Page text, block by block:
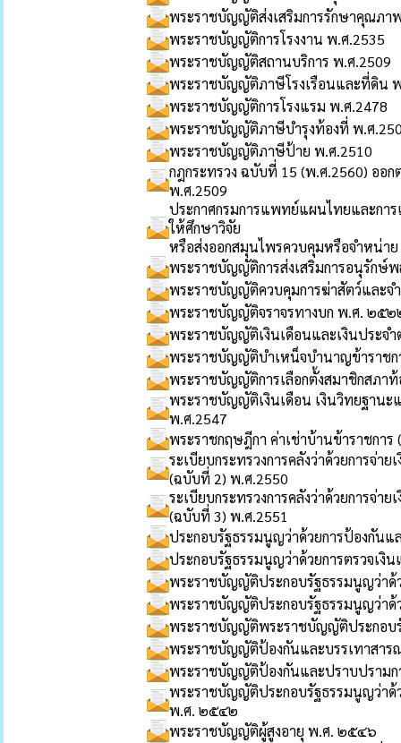
พระราชบัญญัติส่งเสริมการรักษาคุณภา
พระราชบัญญัติการโรงงาน พ.ศ.2535
พระราชบัญญัติสถานบริการ พ.ศ.2509
พระราชบัญญัติภาษีโรงเรือนและที่ดิน
พระราชบัญญัติการโรงแรม พ.ศ.2478
พระราชบัญญัติภาษีบำรุงท้องที่ พ.ศ
พระราชบัญญัติภาษีป้าย พ.ศ.2510
กฎกระทรวง ฉบับที่ 15 (พ.ศ.2560) ออ
พ.ศ.2509
ประกาศกรมการแพทย์แผนไทยและกา
ให้ศึกษาวิจัย
หรือส่งออกสมุนไพรควบคุมหรือจำหน่า
พระราชบัญญัติการส่งเสริมการอนุรักษ์
พระราชบัญญัติควบคุมการฆ่าสัตว์และ
พระราชบัญญัติจราจรทางบก พ.ศ. ๒๕๒
พระราชบัญญัติเงินเดือนและเงินประจ
พระราชบัญญัติบำเหน็จบำนาญข้าราช
พระราชบัญญัติการเลือกตั้งสมาชิกสภา
พระราชบัญญัติเงินเดือน เงินวิทยฐานะ
พ.ศ.2547
พระราชกฤษฎีกา ค่าเช่าบ้านข้าราชกา
ระเบียบกระทรวงการคลังว่าด้วยการจ่า
(ฉบับที่ 2) พ.ศ.2550
ระเบียบกระทรวงการคลังว่าด้วยการจ่า
(ฉบับที่ 3) พ.ศ.2551
ประกอบรัฐธรรมนูญว่าด้วยการป้องกัน
ประกอบรัฐธรรมนูญว่าด้วยการตรวจเ
พระราชบัญญัติประกอบรัฐธรรมนูญว่าด้
พระราชบัญญัติประกอบรัฐธรรมนูญว่าด้
พระราชบัญญัติพระราชบัญญัติประกอบ
พระราชบัญญัติป้องกันและบรรเทาสา
พระราชบัญญัติป้องกันและปราบปราม
พระราชบัญญัติประกอบรัฐธรรมนูญว่าด้
พ.ศ. ๒๕๔๒
พระราชบัญญัติผู้สูงอายุ พ.ศ. ๒๕๔๖